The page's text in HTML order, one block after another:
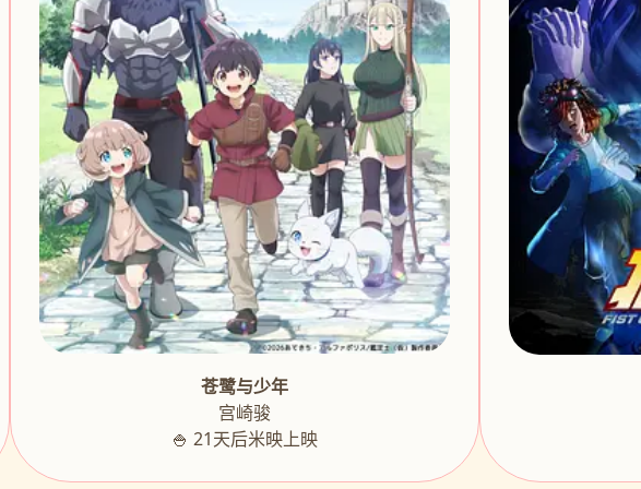
苍鹭与少年
宫崎骏
🍚 21天后米映上映